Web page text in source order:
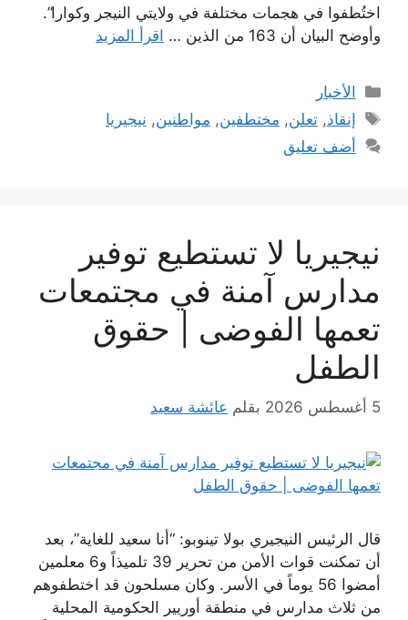
اختُطفوا في هجمات مختلفة في ولايتي النيجر وكوارا”.
وأوضح البيان أن 163 من الذين …
اقرأ المزيد
التصنيفات
الأخبار
الوسوم
إنقاذ,تعلن, مختطفين, مواطنين, نيجيريا
أضف تعليق
نيجيريا لا تستطيع توفير
مدارس آمنة في مجتمعات
تعمها الفوضى | حقوق
الطفل
5 أغسطس 2026 بقلم عائشة سعيد
قال الرئيس النيجيري بولا تينوبو: “أنا سعيد للغاية”، بعد
أن تمكنت قوات الأمن من تحرير 39 تلميذاً و6 معلمين
أمضوا 56 يوماً في الأسر. وكان مسلحون قد اختطفوهم
من ثلاث مدارس في منطقة أوريير الحكومية المحلية